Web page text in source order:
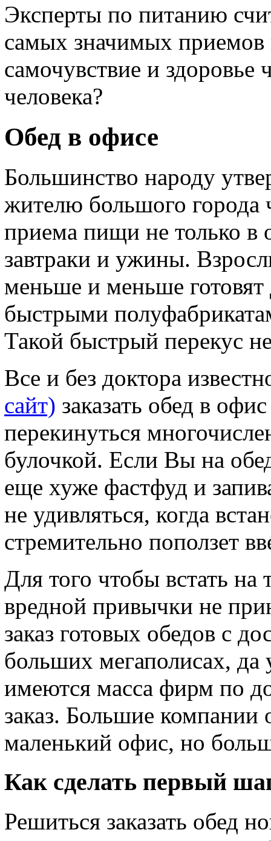
Эксперты по питанию
самых значимых приемов
самочувствие и здоровье
человека?
Обед в офисе
Большинство народу
жителю большого города
приема пищи не только в
завтраки и ужины.
меньше и меньше
быстрыми
Такой быстрый перекус
Все и без доктора
сайт) заказать обед в
перекинуться
булочкой. Если Вы на
еще хуже фастфуд и
не удивляться, когда
стремительно поползет
Для того чтобы встать на
вредной привычки не
заказ готовых обедов с
больших мегаполисах, да
имеются масса фирм по
заказ. Большие компании
маленький офис, но
Как сделать первый
Решиться заказать обед